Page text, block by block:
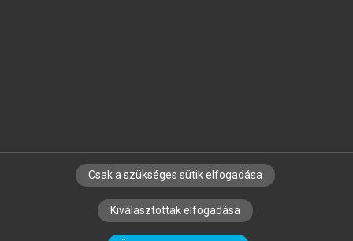
SZERZŐKNEK CÉGEKNEK KÖNYVTÁROSOKNAK
SZERKESZTÉSI ÉS LEKTORÁLÁSI ALAPELVEK
Csak a szükséges sütik elfogadása
Kiválasztottak elfogadása